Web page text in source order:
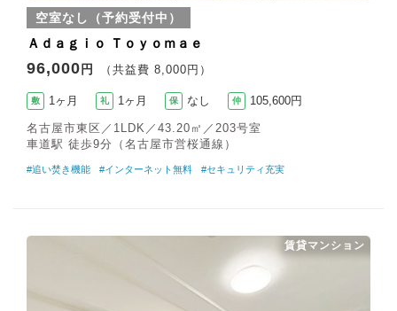
空室なし（予約受付中）
Ａｄａｇｉｏ Ｔｏｙｏｍａｅ
96,000 円 （共益費 8,000円）
敷 1ヶ月 礼 1ヶ月 保 なし 仲 105,600円
名古屋市東区／1LDK／43.20㎡／203号室
車道駅 徒歩9分（名古屋市営桜通線）
#追い焚き機能 #インターネット無料 #セキュリティ充実
賃貸マンション